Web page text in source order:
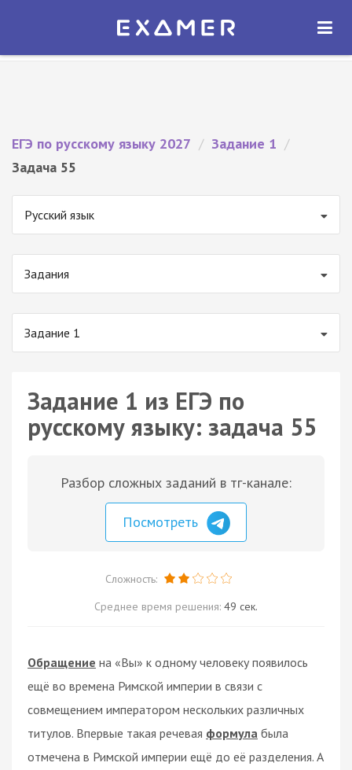
Экзамер — ЕГЭ 2027
ОТКРЫТЬ
ЕГЭ по русскому языку 2027 / Задание 1 /
Задача 55
Русский язык
Задания
Задание 1
Задание 1 из ЕГЭ по
русскому языку: задача 55
Разбор сложных заданий в тг-канале:
Посмотреть
Сложность:
Среднее время решения: 49 сек.
Обращение на «Вы» к одному человеку появилось
ещё во времена Римской империи в связи с
совмещением императором нескольких различных
титулов. Впервые такая речевая формула была
отмечена в Римской империи ещё до её разделения. А